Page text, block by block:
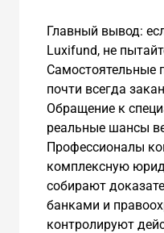
Главный вывод:
Luxifund, не
Самостоятельные
почти всегда
Обращение к
реальные шансы
Профессионалы
комплексную
собирают
банками и
контролируют